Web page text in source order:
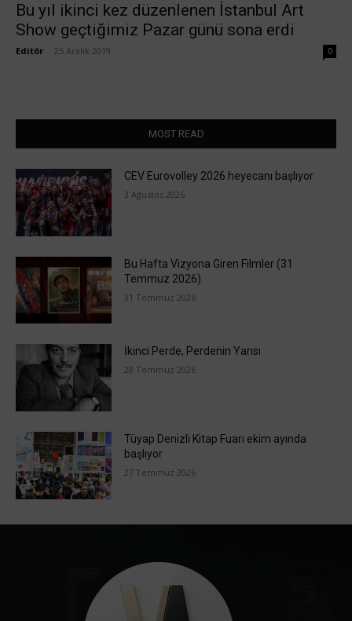
Bu yıl ikinci kez düzenlenen İstanbul Art
Show geçtiğimiz Pazar günü sona erdi
Editör 25 Aralık 2019 0
MOST READ
CEV Eurovolley 2026 heyecanı başlıyor
3 Ağustos 2026
Bu Hafta Vizyona Giren Filmler (31
Temmuz 2026)
31 Temmuz 2026
İkinci Perde, Perdenin Yarısı
28 Temmuz 2026
Tüyap Denizli Kitap Fuarı ekim ayında
başlıyor
27 Temmuz 2026